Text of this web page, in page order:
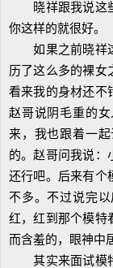
晓祥跟我说这些
你这样的就很好。
如果之前晓祥这
历了这么多的裸女
看来我的身材还不
赵哥说阴毛重的
来，我也跟着一
的。赵哥问我说：
还行吧。后来有个
不多。不过说完
红，红到那个模特
而含羞的，眼神中
其实来面试模特